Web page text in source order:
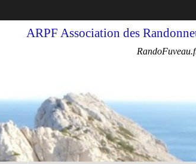
ARPF Association des